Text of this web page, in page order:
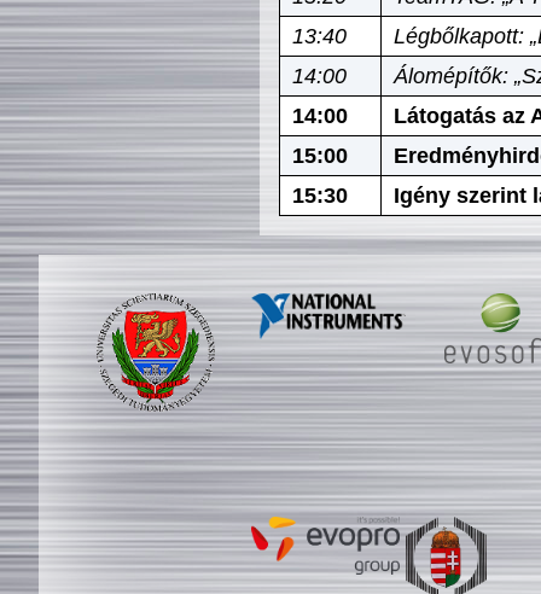
13:40
Légbőlkapott:
14:00
Álomépítők:
14:00
Látogatás az
15:00
15:30
Igény szerint